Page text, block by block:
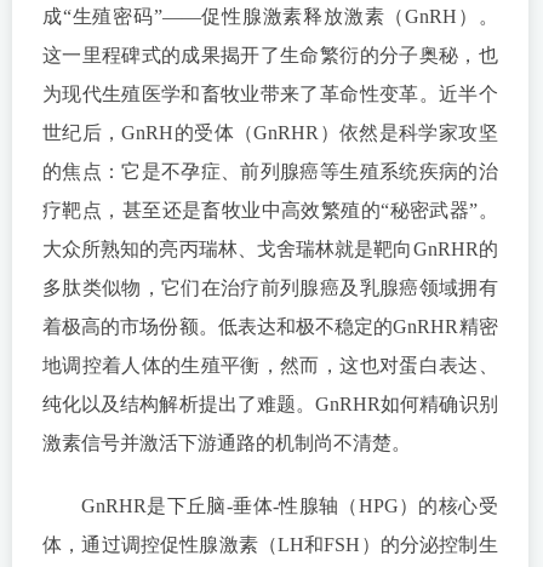
成“生殖密码”——促性腺激素释放激素（GnRH）。
这一里程碑式的成果揭开了生命繁衍的分子奥秘，也
为现代生殖医学和畜牧业带来了革命性变革。近半个
世纪后，GnRH的受体（GnRHR）依然是科学家攻坚
的焦点：它是不孕症、前列腺癌等生殖系统疾病的治
疗靶点，甚至还是畜牧业中高效繁殖的“秘密武器”。
大众所熟知的亮丙瑞林、戈舍瑞林就是靶向GnRHR的
多肽类似物，它们在治疗前列腺癌及乳腺癌领域拥有
着极高的市场份额。低表达和极不稳定的GnRHR精密
地调控着人体的生殖平衡，然而，这也对蛋白表达、
纯化以及结构解析提出了难题。GnRHR如何精确识别
激素信号并激活下游通路的机制尚不清楚。
GnRHR是下丘脑-垂体-性腺轴（HPG）的核心受
体，通过调控促性腺激素（LH和FSH）的分泌控制生